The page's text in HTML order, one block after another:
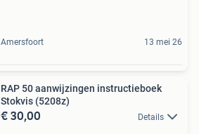
Amersfoort 13 mei 26
RAP 50 aanwijzingen instructieboek
Stokvis (5208z)
€ 30,00 Details